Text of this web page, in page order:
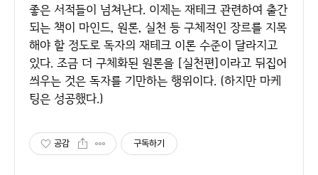
좋은 서적들이 넘쳐난다. 이제는 재테크 관련하여 출간
되는 책이 마인드, 원론, 실천 등 구체적인 장르를 지목
해야 할 정도로 독자의 재테크 이론 수준이 달라지고
있다. 조금 더 구체화된 원론을 [실천편]이라고 뒤집어
씌우는 것은 독자를 기만하는 행위이다. (하지만 마케
팅은 성공했다.)
공감 구독하기